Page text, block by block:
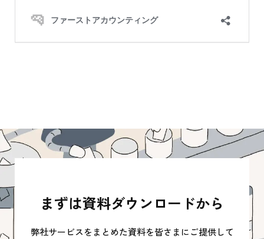
まずは資料ダウンロードから
弊社サービスをまとめた資料を皆さまにご提供して